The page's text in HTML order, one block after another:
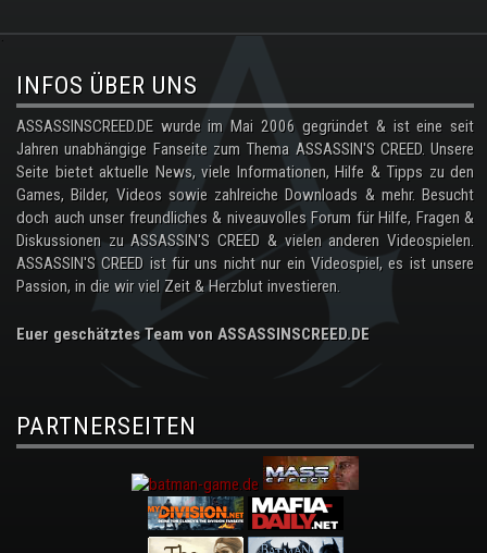
.
INFOS ÜBER UNS
ASSASSINSCREED.DE wurde im Mai 2006 gegründet & ist eine seit
Jahren unabhängige Fanseite zum Thema ASSASSIN'S CREED. Unsere
Seite bietet aktuelle News, viele Informationen, Hilfe & Tipps zu den
Games, Bilder, Videos sowie zahlreiche Downloads & mehr. Besucht
doch auch unser freundliches & niveauvolles Forum für Hilfe, Fragen &
Diskussionen zu ASSASSIN'S CREED & vielen anderen Videospielen.
ASSASSIN'S CREED ist für uns nicht nur ein Videospiel, es ist unsere
Passion, in die wir viel Zeit & Herzblut investieren.
Euer geschätztes Team von ASSASSINSCREED.DE
PARTNERSEITEN